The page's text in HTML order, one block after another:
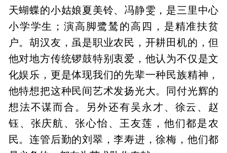
天蝴蝶的小姑娘夏美铃、冯静雯，是三里中心
小学学生；演高脚鹭鸶的高四，是精准扶贫
户。胡汉友，虽是职业农民，开耕田机的，但
他对地方传统锣鼓特别衷爱，他认为不仅是文
化娱乐，更是体现我们的先辈一种民族精神，
他特想把这种民间艺术发扬光大。同付光辉的
想法不谋而合。另外还有吴永才、徐云、赵
钰、张庆航、张心怡、王友莲，他们都是农
民。连管后勤的刘翠，李寿进，徐梅，他们都